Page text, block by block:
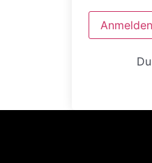
Anmelden